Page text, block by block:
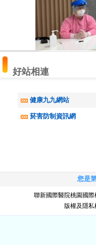
好站相連
健康九九網站
菸害防制資訊網
您是
聯新國際醫院桃園國
版權及隱私